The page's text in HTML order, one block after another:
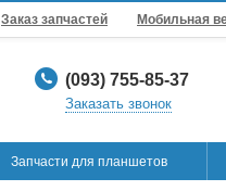
Заказ запчастей Мобильная
(093) 755-85-37
Заказать звонок
Запчасти для планшетов